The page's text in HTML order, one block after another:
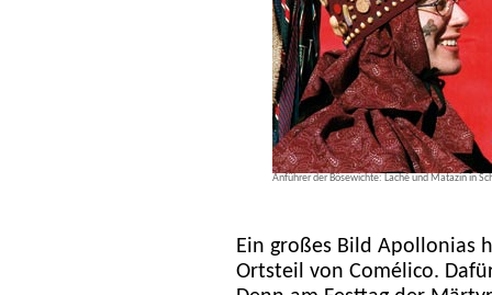
Anführer der Bösewichte: Laché und Matazin in
Ein großes Bild Apollonias
Ortsteil von Comélico.